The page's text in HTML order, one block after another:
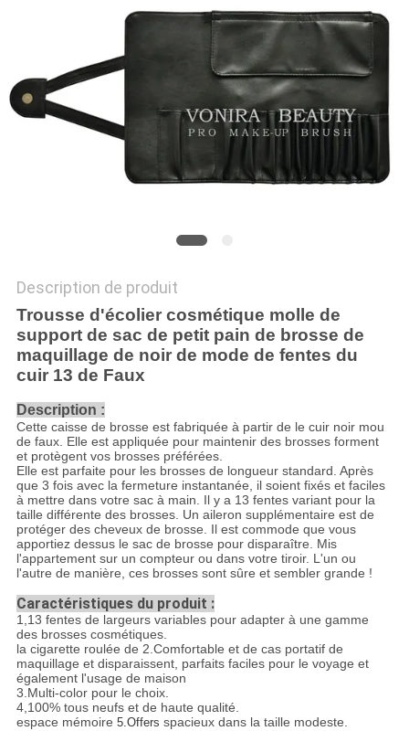
Description de produit
Trousse d'écolier cosmétique molle de
support de sac de petit pain de brosse de
maquillage de noir de mode de fentes du
cuir 13 de Faux
Description :
Cette caisse de brosse est fabriquée à partir de le cuir noir mou
de faux. Elle est appliquée pour maintenir des brosses forment
et protègent vos brosses préférées.
Elle est parfaite pour les brosses de longueur standard. Après
que 3 fois avec la fermeture instantanée, il soient fixés et faciles
à mettre dans votre sac à main. Il y a 13 fentes variant pour la
taille différente des brosses. Un aileron supplémentaire est de
protéger des cheveux de brosse. Il est commode que vous
apportiez dessus le sac de brosse pour disparaître. Mis
l'appartement sur un compteur ou dans votre tiroir. L'un ou
l'autre de manière, ces brosses sont sûre et sembler grande !
Caractéristiques du produit :
1,13 fentes de largeurs variables pour adapter à une gamme
des brosses cosmétiques.
la cigarette roulée de 2.Comfortable et de cas portatif de
maquillage et disparaissent, parfaits faciles pour le voyage et
également l'usage de maison
3.Multi-color pour le choix.
4,100% tous neufs et de haute qualité.
espace mémoire 5.Offers spacieux dans la taille modeste.